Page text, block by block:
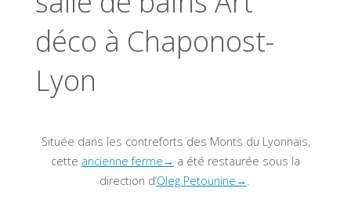
déco à Chaponost-
Lyon
Située dans les contreforts des Monts du Lyonnais,
cette ancienne ferme→ a été restaurée sous la
direction d’Oleg Petounine→ .